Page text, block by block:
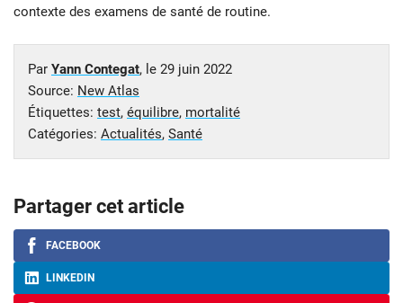
contexte des examens de santé de routine.
Par Yann Contegat, le 29 juin 2022
Source: New Atlas
Étiquettes: test, équilibre, mortalité
Catégories: Actualités, Santé
Partager cet article
FACEBOOK
LINKEDIN